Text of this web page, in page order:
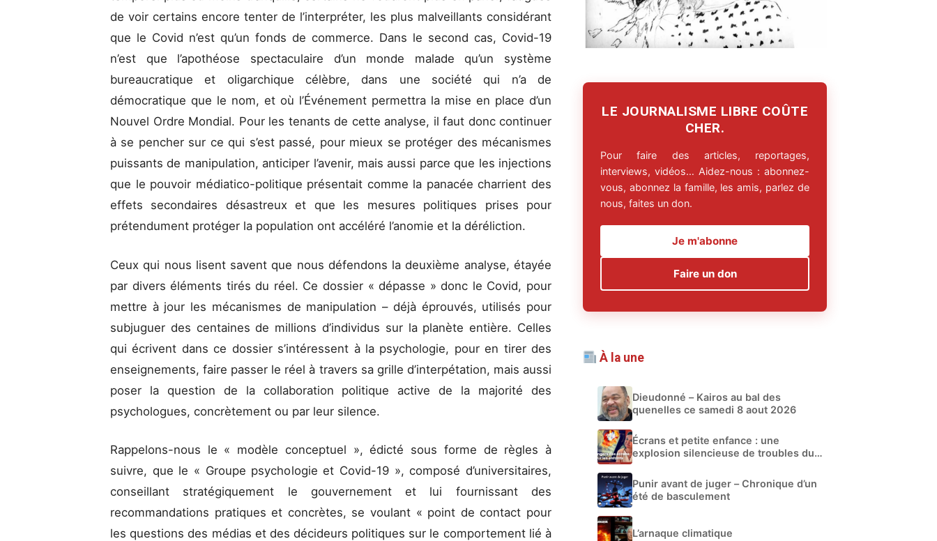
de voir certains encore tenter de l’interpréter, les plus malveillants considérant
que le Covid n’est qu’un fonds de commerce. Dans le second cas, Covid-19
n’est que l’apothéose spectaculaire d’un monde malade qu’un système
bureaucratique et oligarchique célèbre, dans une société qui n’a de
démocratique que le nom, et où l’Événement permettra la mise en place d’un
Nouvel Ordre Mondial. Pour les tenants de cette analyse, il faut donc continuer
à se pencher sur ce qui s’est passé, pour mieux se protéger des mécanismes
puissants de manipulation, anticiper l’avenir, mais aussi parce que les injections
que le pouvoir médiatico-politique présentait comme la panacée charrient des
effets secondaires désastreux et que les mesures politiques prises pour
prétendument protéger la population ont accéléré l’anomie et la déréliction.
Ceux qui nous lisent savent que nous défendons la deuxième analyse, étayée
par divers éléments tirés du réel. Ce dossier « dépasse » donc le Covid, pour
mettre à jour les mécanismes de manipulation – déjà éprouvés, utilisés pour
subjuguer des centaines de millions d’individus sur la planète entière. Celles
qui écrivent dans ce dossier s’intéressent à la psychologie, pour en tirer des
enseignements, faire passer le réel à travers sa grille d’interpétation, mais aussi
poser la question de la collaboration politique active de la majorité des
psychologues, concrètement ou par leur silence.
Rappelons-nous le « modèle conceptuel », édicté sous forme de règles à
suivre, que le « Groupe psychologie et Covid-19 », composé d’universitaires,
conseillant stratégiquement le gouvernement et lui fournissant des
recommandations pratiques et concrètes, se voulant « point de contact pour
les questions des médias et des décideurs politiques sur le comportement lié à
LE JOURNALISME LIBRE COÛTE
CHER.
Pour faire des articles, reportages,
interviews, vidéos… Aidez-nous : abonnez-
vous, abonnez la famille, les amis, parlez de
nous, faites un don.
Je m'abonne
Faire un don
À la une
Dieudonné – Kairos au bal des
quenelles ce samedi 8 aout 2026
Écrans et petite enfance : une
explosion silencieuse de troubles du
Punir avant de juger – Chronique d’un
été de basculement
L’arnaque climatique